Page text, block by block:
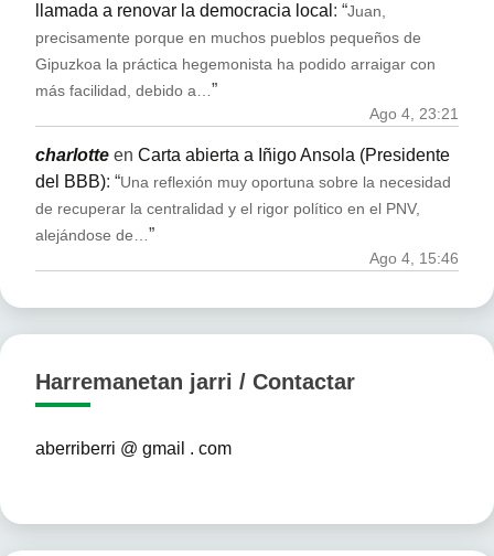
llamada a renovar la democracia local : “Juan,
precisamente porque en muchos pueblos pequeños de
Gipuzkoa la práctica hegemonista ha podido arraigar con
más facilidad, debido a…”
Ago 4, 23:21
charlotte en Carta abierta a Iñigo Ansola (Presidente
del BBB): “Una reflexión muy oportuna sobre la necesidad
de recuperar la centralidad y el rigor político en el PNV,
alejándose de… ”
Ago 4, 15:46
Harremanetan jarri / Contactar
aberriberri @ gmail . com